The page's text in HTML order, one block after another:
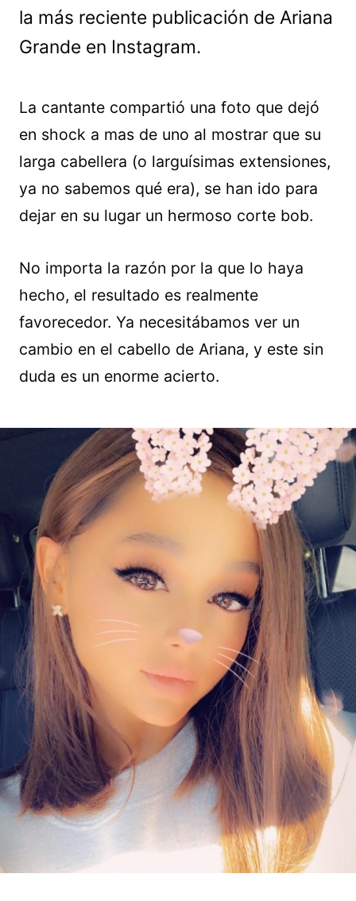
la más reciente publicación de Ariana
Grande en Instagram.
La cantante compartió una foto que dejó
en shock a mas de uno al mostrar que su
larga cabellera (o larguísimas extensiones,
ya no sabemos qué era), se han ido para
dejar en su lugar un hermoso corte bob.
No importa la razón por la que lo haya
hecho, el resultado es realmente
favorecedor. Ya necesitábamos ver un
cambio en el cabello de Ariana, y este sin
duda es un enorme acierto.